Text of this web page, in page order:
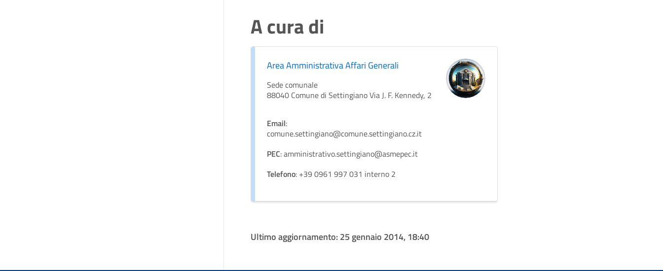
A cura di
Area Amministrativa Affari Generali
Sede comunale
88040 Comune di Settingiano Via J. F. Kennedy, 2
Email:
comune.settingiano@comune.settingiano.cz.it
PEC: amministrativo.settingiano@asmepec.it
Telefono: +39 0961 997 031 interno 2
Ultimo aggiornamento:25 gennaio 2014, 18:40